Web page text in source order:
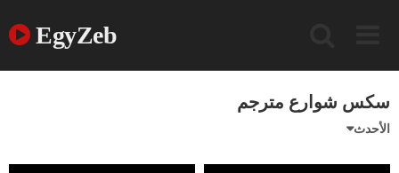
EgyZeb
سكس شوارع مترجم
الأحدث